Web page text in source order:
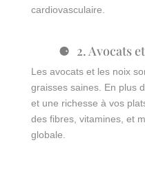
cardiovasculaire.
2. Avocats
Les avocats et les noix
graisses saines. En plus
et une richesse à vos
des fibres, vitamines, et
globale.